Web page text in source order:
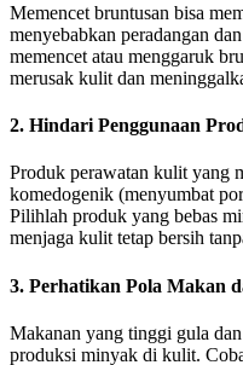
Memencet bruntusan bisa
menyebabkan peradangan
memencet atau menggaruk
merusak kulit dan
2. Hindari Penggunaan
Produk perawatan kulit yang
komedogenik (menyumbat
Pilihlah produk yang bebas
menjaga kulit tetap bersih
3. Perhatikan Pola Makan
Makanan yang tinggi gula
produksi minyak di kulit.